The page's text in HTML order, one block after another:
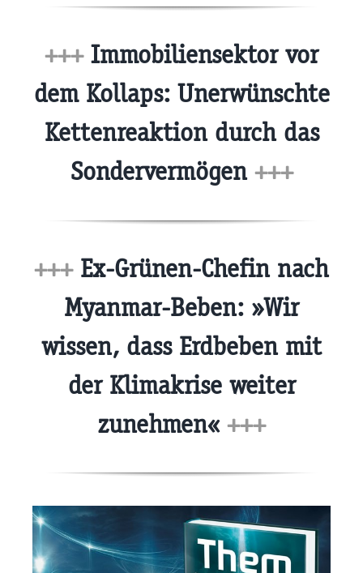
+++Immobiliensektor vor
dem Kollaps: Unerwünschte
Kettenreaktion durch das
Sondervermögen +++
+++Ex-Grünen-Chefin nach
Myanmar-Beben: »Wir
wissen, dass Erdbeben mit
der Klimakrise weiter
zunehmen« +++